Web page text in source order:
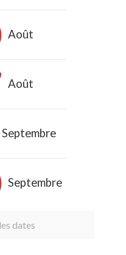
Août
Août
Septembre
Septembre
dates